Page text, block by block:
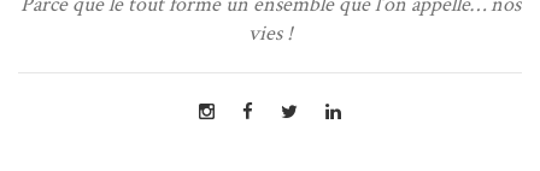
vies !